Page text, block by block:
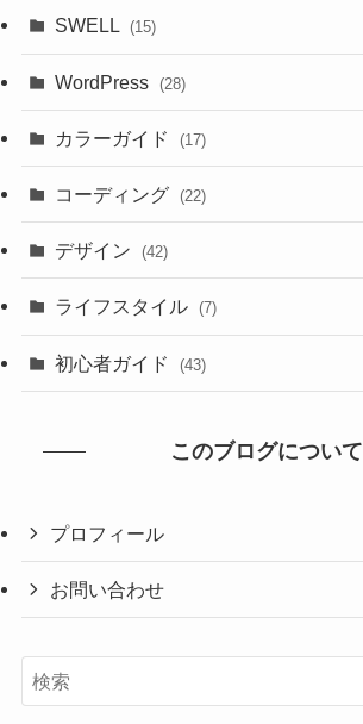
SWELL (15)
WordPress (28)
カラーガイド (17)
コーディング (22)
デザイン (42)
ライフスタイル (7)
初心者ガイド (43)
このブログについて
プロフィール
お問い合わせ